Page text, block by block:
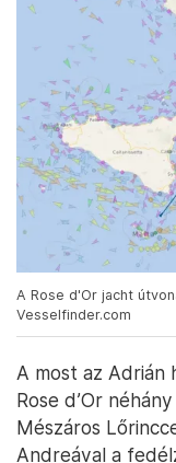
A Rose d'Or jacht
Vesselfinder.com
A most az Adrián
Rose d’Or
Mészáros
Andreával a